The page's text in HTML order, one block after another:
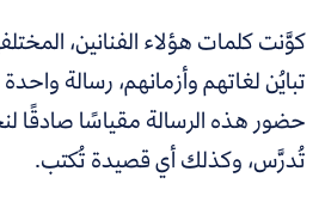
كوَّنت كلمات هؤلاء الفنانين،
تبايُن لغاتهم وأزمانهم، رسالة
حضور هذه الرسالة مقياسًا صادقًا
تُدرَّس، وكذلك أي قصيدة تُكتب.